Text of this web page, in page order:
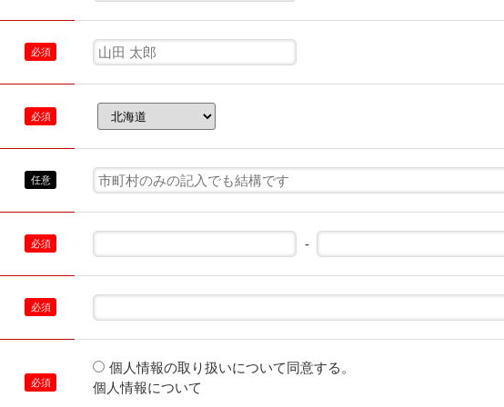
-
個人情報の取り扱いについて同意する。
個人情報について